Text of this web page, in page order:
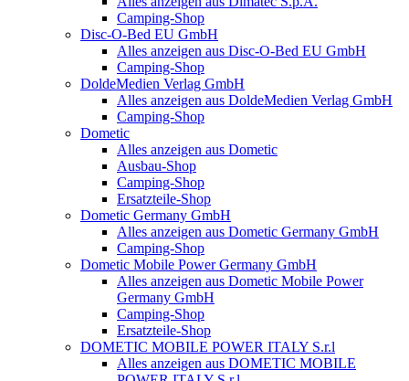
Camping-Shop
Disc-O-Bed EU GmbH
Alles anzeigen aus Disc-O-Bed EU GmbH
Camping-Shop
DoldeMedien Verlag GmbH
Alles anzeigen aus DoldeMedien Verlag GmbH
Camping-Shop
Dometic
Alles anzeigen aus Dometic
Ausbau-Shop
Camping-Shop
Ersatzteile-Shop
Dometic Germany GmbH
Alles anzeigen aus Dometic Germany GmbH
Camping-Shop
Dometic Mobile Power Germany GmbH
Alles anzeigen aus Dometic Mobile Power
Germany GmbH
Camping-Shop
Ersatzteile-Shop
DOMETIC MOBILE POWER ITALY S.r.l
Alles anzeigen aus DOMETIC MOBILE